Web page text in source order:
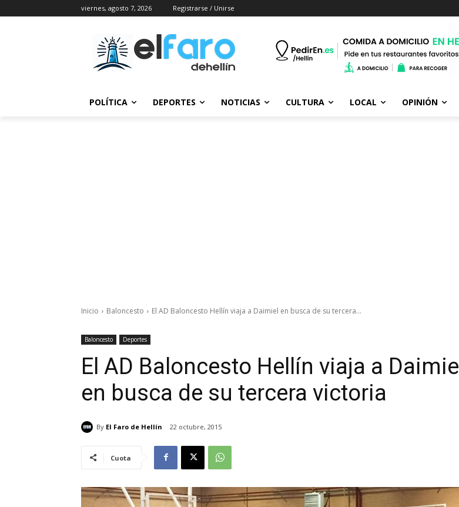
viernes, agosto 7, 2026 Registrarse / Unirse
POLÍTICA DEPORTES NOTICIAS CULTURA LOCAL OPINIÓN
Inicio Baloncesto El AD Baloncesto Hellín viaja a Daimiel en busca de su tercera...
Baloncesto Deportes
El AD Baloncesto Hellín viaja a Daimiel
en busca de su tercera victoria
By El Faro de Hellín 22 octubre, 2015
Cuota